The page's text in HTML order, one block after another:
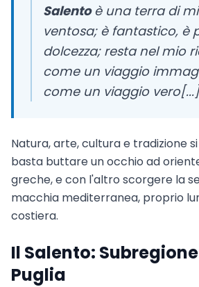
Salentoè una terra di
ventosa; è fantastico, è
dolcezza; resta nel mio
come un viaggio
come un viaggio
Natura, arte, cultura e tradizione
basta buttare un occhio ad
greche, e con l'altro scorgere la
macchia mediterranea, proprio
costiera.
Il Salento:
Puglia